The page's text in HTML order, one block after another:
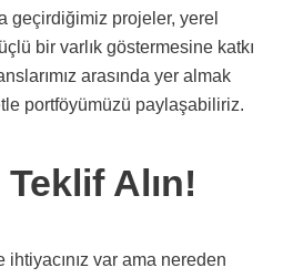
geçirdiğimiz projeler, yerel
bir varlık göstermesine katkı
arasında yer almak
portföyümüzü paylaşabiliriz.
Alın!
var ama nereden